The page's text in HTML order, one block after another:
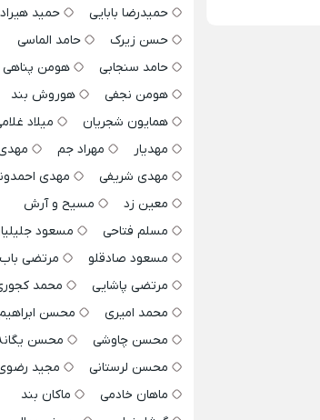
حمیدرضا بابایی
حمید هیراد
حسن زیرک
حامد الماسی
حامد سنجابی
هومن پناهی
هومن نجفی
هوروش بند
همایون شجریان
میلاد
مهدیار
مهراد جم
مهدی شریفی
مهدی
معین زد
مسیح و آرش
مسلم فتاحی
مسعود
مسعود صادقلو
مرتضی باب
مرتضی پاشایی
محمد
محمد امیری
محسن
محسن چاوشی
محسن
محسن لرستانی
مجید
ماهان خادمی
ماکان بند